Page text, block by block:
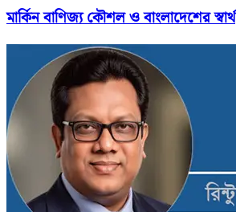
মার্কিন বাণিজ্য কৌশল ও বাংলাদেশের স্বার্থ